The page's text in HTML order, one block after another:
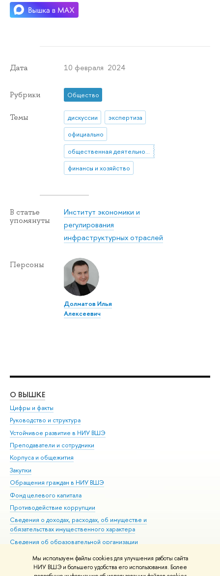
Мы используем файлы cookies для улучшения работы сайта
НИУ ВШЭ и большего удобства его использования. Более
Дата 10 февраля 2024
Рубрики Общество
Темы дискуссии
экспертиза
официально
общественная деятельность
финансы и хозяйство
В статье
упомянуты
Институт экономики и
регулирования
инфраструктурных отраслей
Персоны
Долматов Илья
Алексеевич
О ВЫШКЕ
Цифры и факты
Руководство и структура
Устойчивое развитие в НИУ ВШЭ
Преподаватели и сотрудники
Корпуса и общежития
Закупки
Обращения граждан в НИУ ВШЭ
Фонд целевого капитала
Противодействие коррупции
Сведения о доходах, расходах, об имуществе и
обязательствах имущественного характера
Сведения об образовательной организации
Людям с ограниченными возможностями здоровья
Единая платежная страница